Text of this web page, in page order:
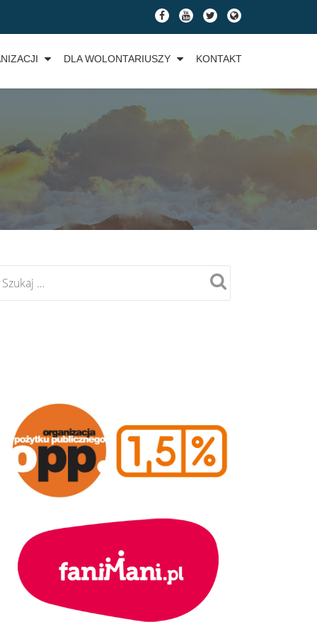
fa-
facebook
fa-
youtube
fa-
twitter
fa-
globe
DLA WOLONTARIUSZY KONTAKT